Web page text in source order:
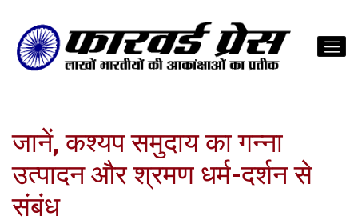
जानें, कश्यप समुदाय का गन्ना
उत्पादन और श्रमण धर्म-दर्शन से
संबंध